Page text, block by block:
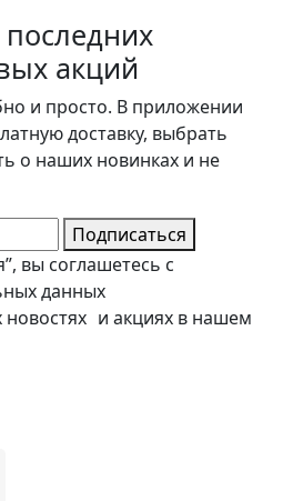
последних
акций
и просто. В приложении
доставку, выбрать
о наших новинках и не
Подписаться
вы соглашетесь с
данных
новостях и акциях в нашем